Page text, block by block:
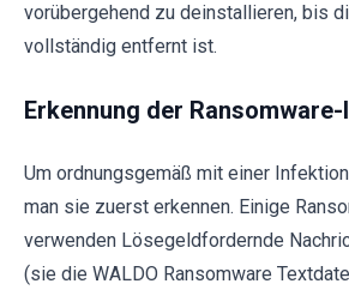
vorübergehend zu deinstallieren, bis
vollständig entfernt ist.
Erkennung der
Um ordnungsgemäß mit einer
man sie zuerst erkennen. Einige
verwenden Lösegeldfordernde
(sie die WALDO Ransomware